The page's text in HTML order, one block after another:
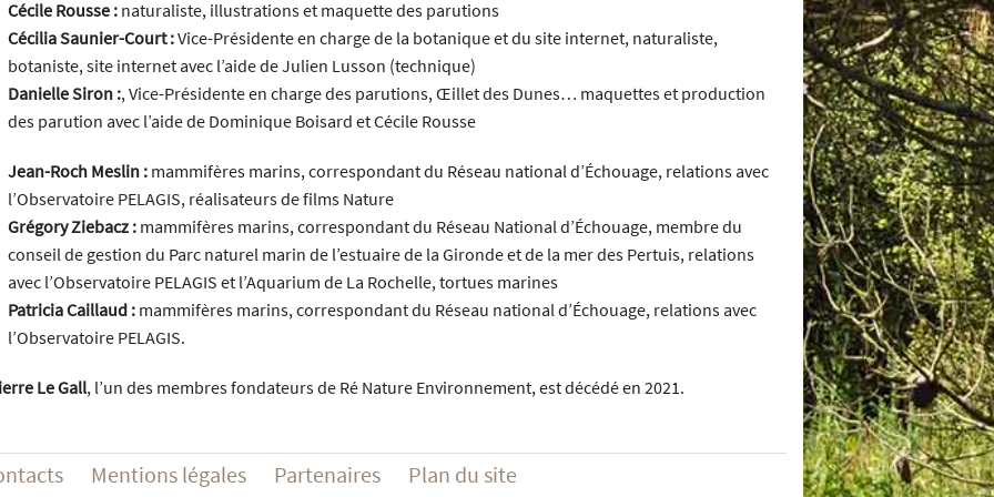
Cécile Rousse :naturaliste, illustrations et maquette des parutions
Cécilia Saunier-Court :Vice-Présidente en charge de la botanique et du site internet, naturaliste,
botaniste, site internet avec l’aide de Julien Lusson (technique)
Danielle Siron :, Vice-Présidente en charge des parutions, Œillet des Dunes… maquettes et production
des parution avec l’aide de Dominique Boisard et Cécile Rousse
Jean-Roch Meslin :mammifères marins, correspondant du Réseau national d’Échouage, relations avec
l’Observatoire PELAGIS, réalisateurs de films Nature
Grégory Ziebacz :mammifères marins, correspondant du Réseau National d’Échouage, membre du
conseil de gestion du Parc naturel marin de l’estuaire de la Gironde et de la mer des Pertuis, relations
avec l’Observatoire PELAGIS et l’Aquarium de La Rochelle, tortues marines
Patricia Caillaud :mammifères marins, correspondant du Réseau national d’Échouage, relations avec
l’Observatoire PELAGIS.
Le Gall, l’un des membres fondateurs de Ré Nature Environnement, est décédé en 2021.
Mentions légales Partenaires Plan du site